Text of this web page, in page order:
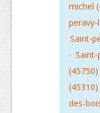
michel
Saint-
-
(45750)
(45310)
des-